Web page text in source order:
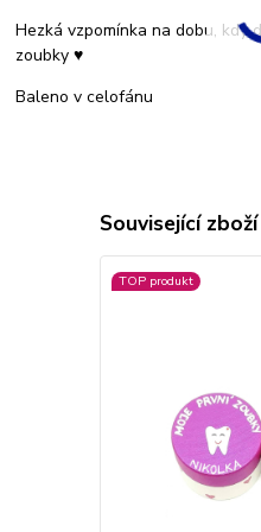
Hezká vzpomínka na dobu, kdy
zoubky ♥
Baleno v celofánu
Související zboží
TOP produkt